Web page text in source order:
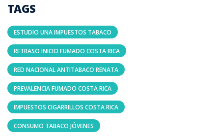
TAGS
ESTUDIO UNA IMPUESTOS TABACO
RETRASO INICIO FUMADO COSTA RICA
RED NACIONAL ANTITABACO RENATA
PREVALENCIA FUMADO COSTA RICA
IMPUESTOS CIGARRILLOS COSTA RICA
CONSUMO TABACO JÓVENES